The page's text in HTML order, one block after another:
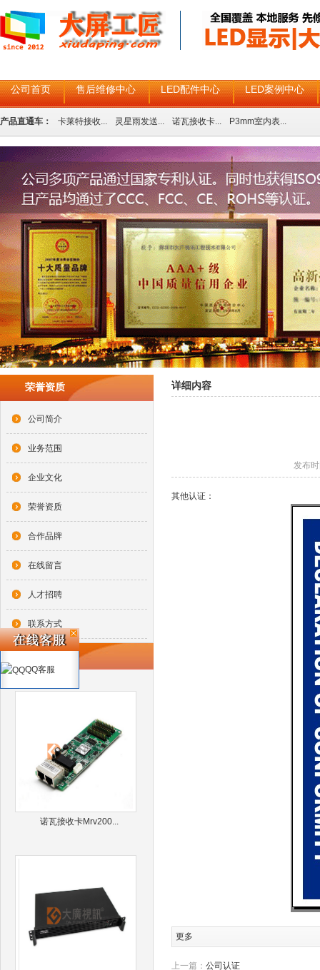
公司首页 售后维修中心 LED配件中心 LED案例中心
产品直通车： 卡莱特接收... 灵星雨发送... 诺瓦接收卡... P3mm室内表...
荣誉资质
公司简介
业务范围
企业文化
荣誉资质
合作品牌
在线留言
人才招聘
联系方式
诺瓦接收卡Mrv200...
详细内容
发布
其他认证：
更多
上一篇： 公司认证
QQ客服